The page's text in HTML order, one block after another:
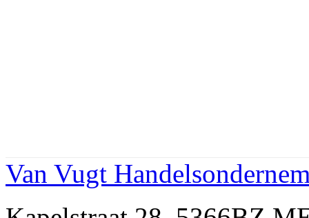
Van Vugt